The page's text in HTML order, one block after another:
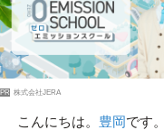
PR 株式会社JERA
こんにちは。 豊岡です。